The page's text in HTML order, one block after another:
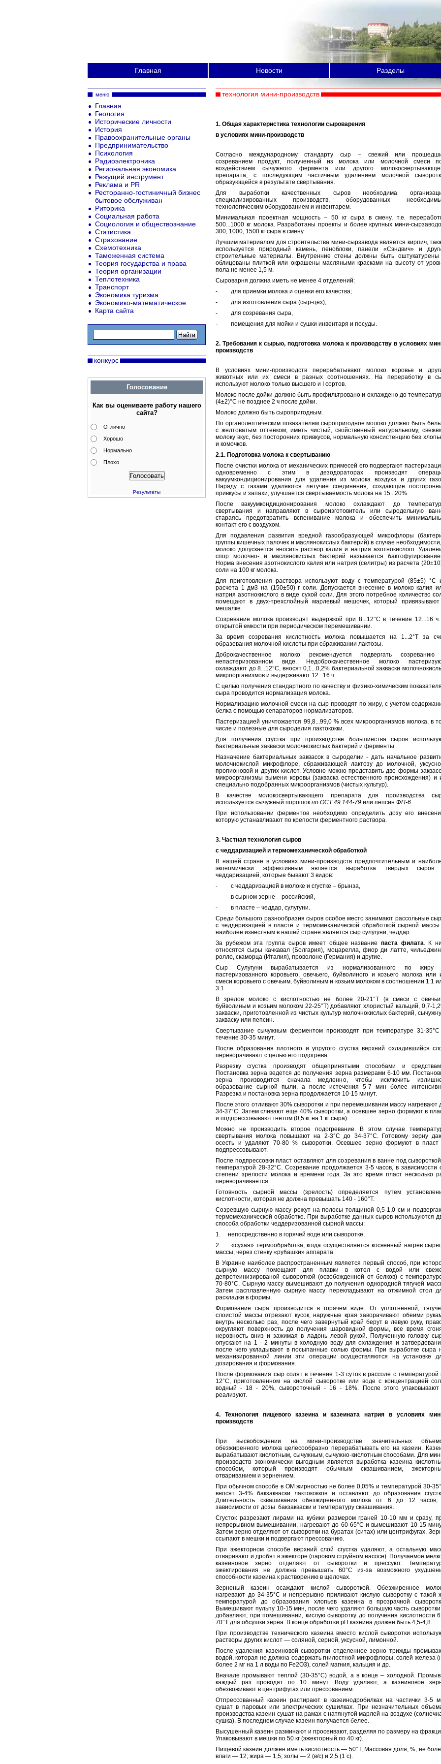
Главная Новости Разделы
технология мини-производств
1. Общая характеристика технологии сыроварения
в условиях мини-производств
Согласно международному стандарту сыр – свежий или
созреванием продукт, полученный из молока или молочной смеси
воздействием сычужного фермента или другого
препарата, с последующим частичным удалением молочной
образующейся в результате свертывания.
Для выработки качественных сыров необходима
специализированных производств, оборудованных
технологическим оборудованием и инвентарем.
Минимальная проектная мощность – 50 кг сыра в смену, т.е.
500...1000 кг молока. Разработаны проекты и более крупных мини-
300, 1000, 1500 кг сыра в смену.
Лучшим материалом для строительства мини-сырзавода является кирпич,
используется природный камень, пеноблоки, панели «Сэндвич» и
строительные материалы. Внутренние стены должны быть оштукатурены
облицованы плиткой или окрашены масляными красками на высоту от
пола не менее 1,5 м.
Сыроварня должна иметь не менее 4 отделений:
- для приемки молока и оценки его качества;
- для изготовления сыра (сыр-цех);
- для созревания сыра,
- помещения для мойки и сушки инвентаря и посуды.
2. Требования к сырью, подготовка молока к производству в условиях
производств
В условиях мини-производств перерабатывают молоко коровье и
животных или их смеси в разных соотношениях. На переработку в
используют молоко только высшего и I сортов.
Молоко после дойки должно быть профильтровано и охлаждено до
(4±2)°С не позднее 2 ч после дойки.
Молоко должно быть сыропригодным.
По органолептическим показателям сыропригодное молоко должно быть
с желтоватым оттенком, иметь чистый, свойственный натуральному,
молоку вкус, без посторонних привкусов, нормальную консистенцию без
и комочков.
2.1. Подготовка молока к свертыванию
После очистки молока от механических примесей его подвергают
одновременно с этим в дезодораторах производят
вакуумкондиционирования для удаления из молока воздуха и других
Наряду с газами удаляются летучие соединения, создающие
привкусы и запахи, улучшается свертываемость молока на 15...20%.
После вакуумкондиционирования молоко охлаждают до
свертывания и направляют в сыроизготовитель или сыродельную
стараясь предотвратить вспенивание молока и обеспечить
контакт его с воздухом.
Для подавления развития вредной газообразующей микрофлоры
группы кишечных палочек и маслянокислых бактерий) в случае
молоко допускается вносить раствор калия и натрия азотнокислого.
спор молочно- и маслянокислых бактерий называется
Норма внесения азотнокислого калия или натрия (селитры) из расчета
соли на 100 кг молока.
Для приготовления раствора используют воду с температурой (85±5) °С
расчета 1 дм3 на (150±50) г соли. Допускается внесение в молоко калия
натрия азотнокислого в виде сухой соли. Для этого потребное количество
помещают в двух-трехслойный марлевый мешочек, который
мешалке.
Созревание молока производят выдержкой при 8...12°С в течение 12...16
открытой емкости при периодическом перемешивании.
За время созревания кислотность молока повышается на 1...2°Т за
образования молочной кислоты при сбраживании лактозы.
Доброкачественное молоко рекомендуется подвергать
непастеризованном виде. Недоброкачественное молоко
охлаждают до 8...12°С, вносят 0,1...0,2% бактериальной закваски
микроорганизмов и выдерживают 12...16 ч.
С целью получения стандартного по качеству и физико-химическим
сыра проводится нормализация молока.
Нормализацию молочной смеси на сыр проводят по жиру, с учетом
белка с помощью сепараторов-нормализаторов.
Пастеризацией уничтожается 99,8...99,0 % всех микроорганизмов молока, в
числе и полезные для сыроделия лактококки.
Для получения сгустка при производстве большинства сыров
бактериальные закваски молочнокислых бактерий и ферменты.
Назначение бактериальных заквасок в сыроделии - дать начальное
молочнокислой микрофлоре, сбраживающей лактозу до молочной,
пропионовой и других кислот. Условно можно представить две формы
микроорганизмы вымени коровы (закваска естественного происхождения) и
специально подобранных микроорганизмов (чистых культур).
В качестве молокосвертывающего препарата для производства
используется сычужный порошок по ОСТ 49 144-79 или пепсин ФП-6.
При использовании ферментов необходимо определить дозу его
которую устанавливают по крепости ферментного раствора.
3. Частная технология сыров
с чеддаризацией и термомеханической обработкой
В нашей стране в условиях мини-производств предпочтительным и
экономически эффективным является выработка твердых сыров
чеддаризацией, которые бывают 3 видов:
- с чеддаризацией в молоке и сгустке – брынза,
- в сырном зерне – российский,
- в пласте – чеддар, сулугуни.
Среди большого разнообразия сыров особое место занимают рассольные
с чеддеризацией в пласте и термомеханической обработкой сырной
наиболее известным в нашей стране является сыр сулугуни, чеддар.
За рубежом эта группа сыров имеет общее названиепаста филата. К
относятся сыры качкавал (Болгария), моцарелла, фиор ди латте,
ролло, скаморца (Италия), проволоне (Германия) и другие.
Сыр Сулугуни вырабатывается из нормализованного по жиру
пастеризованного коровьего, овечьего, буйволиного и козьего молока или
смеси коровьего с овечьим, буйволиным и козьим молоком в соотношении 1:1
3:1.
В зрелое молоко с кислотностью не более 20-21°Т (в смеси с
буйволиным и козьим молоком 22-25°Т) добавляют хлористый кальций, 0,7-
закваски, приготовленной из чистых культур молочнокислых бактерий,
закваску или пепсин.
Свертывание сычужным ферментом производят при температуре 31-
течение 30-35 минут.
После образования плотного и упругого сгустка верхний охладившийся
переворачивают с целью его подогрева.
Разрезку сгустка производят общепринятыми способами и
Постановка зерна ведется до получения зерна размерами 6-10 мм.
зерна производится сначала медленно, чтобы исключить
образование сырной пыли, а после истечения 5-7 мин более
Разрезка и постановка зерна продолжается 10-15 минут.
После этого отливают 30% сыворотки и при перемешивании массу нагревают
34-37°С. Затем сливают еще 40% сыворотки, а осевшее зерно формуют в
и подпрессовывают гнетом (0,5 кг на 1 кг сыра).
Можно не производить второе подогревание. В этом случае
свертывания молока повышают на 2-3°С до 34-37°С. Готовому зерну
осесть и удаляют 70-80 % сыворотки. Осевшее зерно формуют в пласт
подпрессовывают.
После подпрессовки пласт оставляют для созревания в ванне под
температурой 28-32°С. Созревание продолжается 3-5 часов, в зависимости
степени зрелости молока и времени года. За это время пласт несколько
переворачивается.
Готовность сырной массы (зрелость) определяется путем
кислотности, которая не должна превышать 140 - 160°Т.
Созревшую сырную массу режут на полосы толщиной 0,5-1,0 см и
термомеханической обработке. При выработке данных сыров используются
способа обработки чеддеризованной сырной массы:
1. непосредственно в горячей воде или сыворотке,
2. «сухая» термообработка, когда осуществляется косвенный нагрев
массы, через стенку «рубашки» аппарата.
В Украине наиболее распространенным является первый способ, при
сырную массу помещают для плавки в котел с водой или
депротеинизированой сывороткой (освобожденной от белков) с
70-80°С. Сырную массу вымешивают до получения однородной тягучей
Затем расплавленную сырную массу перекладывают на отжимной стол
раскладки в формы.
Формование сыра производится в горячем виде. От уплотненной,
слоистой массы отрезают кусок, наружные края заворачивают обеими
внутрь несколько раз, после чего завернутый край берут в левую руку,
округляют поверхность до получения шаровидной формы, все время
неровность вниз и зажимая в ладонь левой рукой. Полученную головку
опускают на 1 - 2 минуты в холодную воду для охлаждения и
после чего укладывают в посыпанные солью формы. При выработке сыра
механизированной линии эти операции осуществляются на установке
дозирования и формования.
После формования сыр солят в течение 1-3 суток в рассоле с температурой
12°С, приготовленном на кислой сыворотке или воде с концентрацией
водный - 18 - 20%, сывороточный - 16 - 18%. После этого упаковывают
реализуют.
4. Технология пищевого казеина и казеината натрия в условиях
производств
При высвобождении на мини-производстве значительных
обезжиренного молока целесообразно перерабатывать его на казеин.
вырабатывают кислотным, сычужным, сычужно-кислотным способами. Для
производств экономически выгодным является выработка казеина
способом, который производят обычным сквашиванием,
отвариванием и зернением.
При обычном способе в ОМ жирностью не более 0,05% и температурой 30-
вносят 3-4% бакзакваски лактококков и оставляют до образования
Длительность сквашивания обезжиренного молока от 6 до 12
зависимости от дозы бакзакваски и температуру сквашивания.
Сгусток разрезают лирами на кубики размером граней 10·10 мм и сразу,
непрерывном вымешивании, нагревают до 60-65°С и вымешивают 10-15
Затем зерно отделяют от сыворотки на буратах (ситах) или центрифугах.
ссыпают в мешки и подвергают прессованию.
При эжекторном способе верхний слой сгустка удаляют, а остальную
отваривают и дробят в эжекторе (паровом струйном насосе). Получаемое
казеиновое зерно отделяют от сыворотки и прессуют.
эжектирования не должна превышать 60°С из-за возможного
способности казеина к растворению в щелочах.
Зерненый казеин осаждают кислой сывороткой. Обезжиренное
нагревают до 34-35°С и непрерывно приливают кислую сыворотку с такой
температурой до образования хлопьев казеина в прозрачной
Вымешивают пульпу 10-15 мин, после чего удаляют большую часть
добавляют, при помешивании, кислую сыворотку до получения кислотности
70°Т для обсушки зерна. В конце обработки рН казеина должен быть 4,5-4,8.
При производстве технического казеина вместо кислой сыворотки
растворы других кислот — соляной, серной, уксусной, лимонной.
После удаления казеиновой сыворотки отделенное зерно трижды
водой, которая не должна содержать гнилостной микро­флоры, солей железа
более 2 мг на 1 л воды по Fе2О3), солей магния, кальция и др.
Вначале промывают теплой (30-35°С) водой, а в конце – холодной.
каждый раз проводят по 10 минут. Воду удаляют, а казеиновое
обезвоживают в центрифугах или прессованием.
Отпрессованный казеин растирают в казеинодробилках на частички 3-5
сушат в паровых или электрических сушилках. При незначительных
производства казеин сушат на рамах с натянутой марлей на воздухе
сушка). В последнем случае казеин получается белее.
Высушенный казеин разминают и просеивают, разделяя по разме­ру на
Упаковывают в мешки по 50 кг (эжекторный по 40 кг).
Пищевой казеин должен иметь кислотность — 50°Т, Массовая доля, %, не
влаги — 12; жира — 1,5; золы — 2 (в/с) и 2,5 (1 с).
меню
Главная
Геология
Исторические личности
История
Правоохранительные органы
Предпринимательство
Психология
Радиоэлектроника
Региональная экономика
Режущий инструмент
Реклама и PR
Ресторанно-гостиничный бизнес
бытовое обслуживан
Риторика
Социальная работа
Социология и обществознание
Статистика
Страхование
Схемотехника
Таможенная система
Теория государства и права
Теория организации
Теплотехника
Транспорт
Экономика туризма
Экономико-математическое
Карта сайта
конкурс
Голосование
Как вы оцениваете работу нашего
сайта?
Отлично
Хорошо
Нормально
Плохо
Результаты